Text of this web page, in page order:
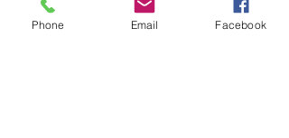
Phone Email Facebook